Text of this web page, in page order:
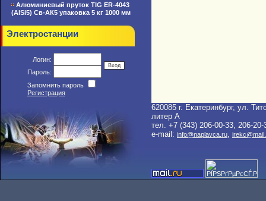
Алюминиевый пруток TIG ER-4043
(AlSi5) Св-АК5 упаковка 5 кг 1000 мм
Электростанции
Логин:
Пароль:
Запомнить пароль
Регистрация
620085 г. Екатеринбург, ул.
литер A
тел. +7 (343) 206-00-33, 206-20-
e-mail: info@naplavca.ru,